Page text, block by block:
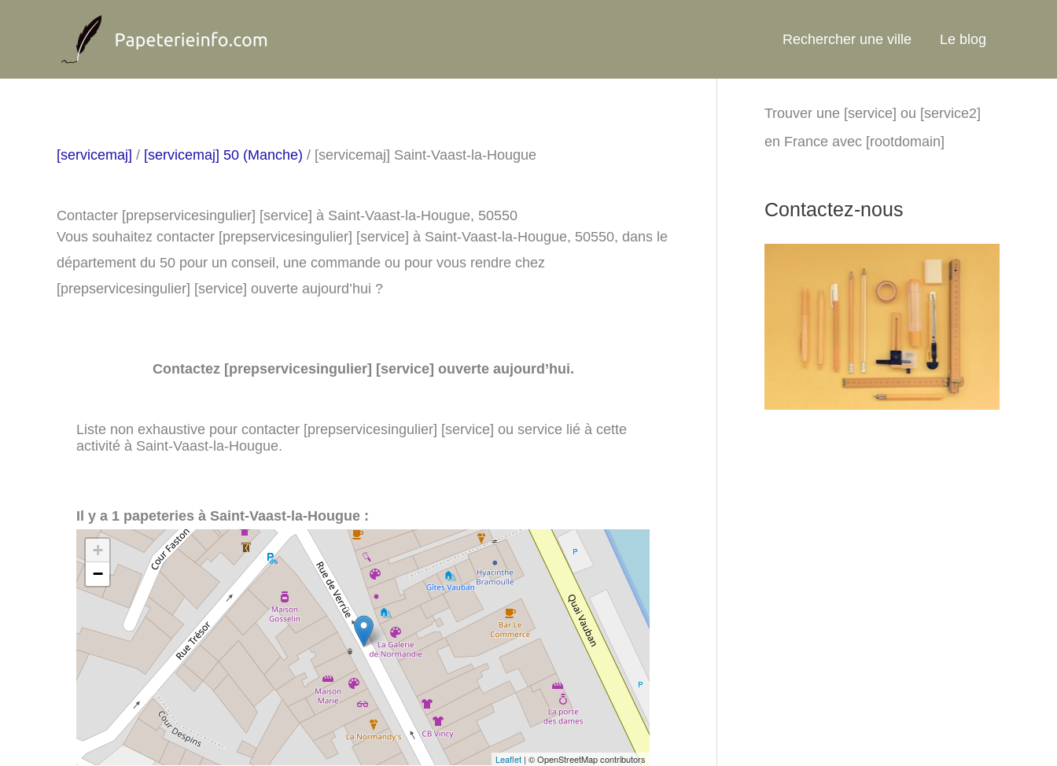
Rechercher une ville Le blog
[servicemaj] / [servicemaj] 50 (Manche) / [servicemaj] Saint-Vaast-la-Hougue
Contacter [prepservicesingulier] [service] à Saint-Vaast-la-Hougue, 50550
Vous souhaitez contacter [prepservicesingulier] [service] à Saint-Vaast-la-Hougue, 50550, dans le
département du 50 pour un conseil, une commande ou pour vous rendre chez
[prepservicesingulier] [service] ouverte aujourd’hui ?
Contactez [prepservicesingulier] [service] ouverte aujourd’hui.
Liste non exhaustive pour contacter [prepservicesingulier] [service] ou service lié à cette
activité à Saint-Vaast-la-Hougue.
Il y a 1 papeteries à Saint-Vaast-la-Hougue :
+
−
Leaflet | © OpenStreetMap contributors
Trouver une [service] ou [service2]
en France avec [rootdomain]
Contactez-nous